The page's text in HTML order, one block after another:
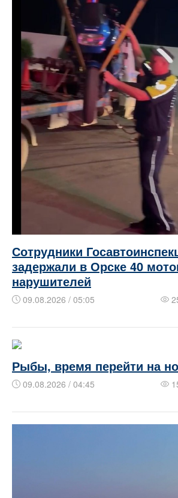
Сотрудники
задержали в Орске 40
нарушителей
09.08.2026 / 05:05
Рыбы, время перейти на
09.08.2026 / 04:45